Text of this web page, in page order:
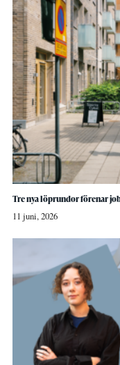
Tre nya löprundor förenar
11 juni, 2026